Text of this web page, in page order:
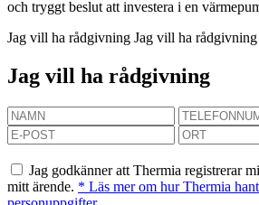
och tryggt beslut att investera i en
Jag vill ha rådgivning Jag vill ha rådgivning
Jag vill ha rådgivning
Jag godkänner att Thermia registrerar
mitt ärende. * Läs mer om hur Thermia